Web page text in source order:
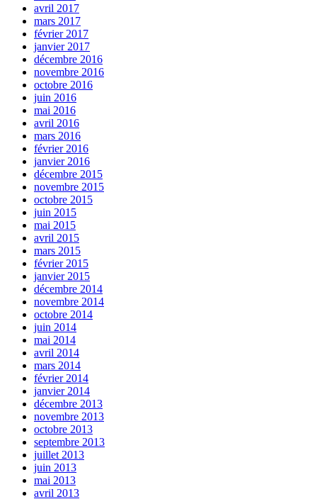
avril 2017
mars 2017
février 2017
janvier 2017
décembre 2016
novembre 2016
octobre 2016
juin 2016
mai 2016
avril 2016
mars 2016
février 2016
janvier 2016
décembre 2015
novembre 2015
octobre 2015
juin 2015
mai 2015
avril 2015
mars 2015
février 2015
janvier 2015
décembre 2014
novembre 2014
octobre 2014
juin 2014
mai 2014
avril 2014
mars 2014
février 2014
janvier 2014
décembre 2013
novembre 2013
octobre 2013
septembre 2013
juillet 2013
juin 2013
mai 2013
avril 2013